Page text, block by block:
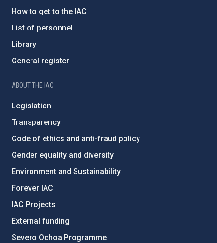
How to get to the IAC
List of personnel
Library
General register
ABOUT THE IAC
Legislation
Transparency
Code of ethics and anti-fraud policy
Gender equality and diversity
Environment and Sustainability
Forever IAC
IAC Projects
External funding
Severo Ochoa Programme